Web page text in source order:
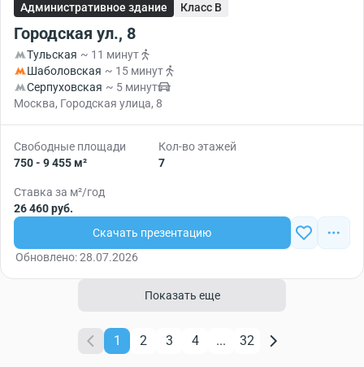
Административное здание Класс B
Городская ул., 8
Тульская ~ 11 минут
Шаболовская ~ 15 минут
Серпуховская ~ 5 минут
Москва, Городская улица, 8
Свободные площади
750 - 9 455 м²
Кол-во этажей
7
Ставка за м²/год
26 460 руб.
Скачать презентацию
Обновлено: 28.07.2026
Показать еще
1 2 3 4 ... 32